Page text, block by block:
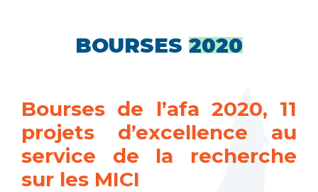
BOURSES 2020
Bourses de l’afa 2020, 11
projets d’excellence au
service de la recherche
sur les MICI